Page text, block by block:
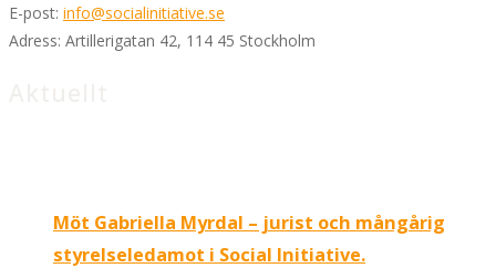
E-post: info@socialinitiative.se
Adress: Artillerigatan 42, 114 45 Stockholm
Möt Gabriella Myrdal – jurist och mångårig
styrelseledamot i Social Initiative.